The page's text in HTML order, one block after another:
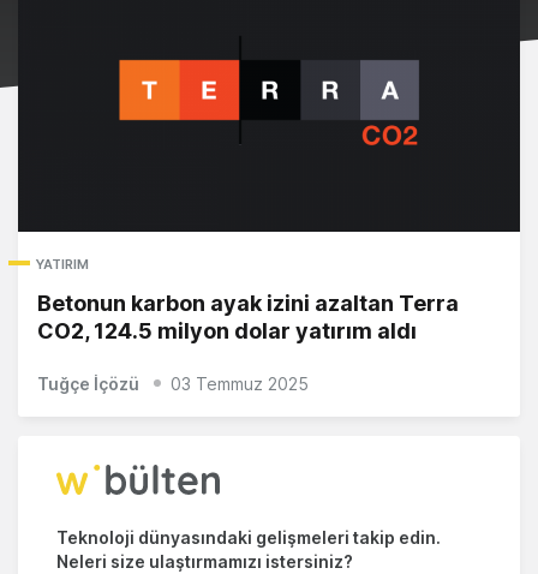
YATIRIM
Betonun karbon ayak izini azaltan Terra
CO2, 124.5 milyon dolar yatırım aldı
Tuğçe İçözü 03 Temmuz 2025
Teknoloji dünyasındaki gelişmeleri takip edin.
Neleri size ulaştırmamızı istersiniz?